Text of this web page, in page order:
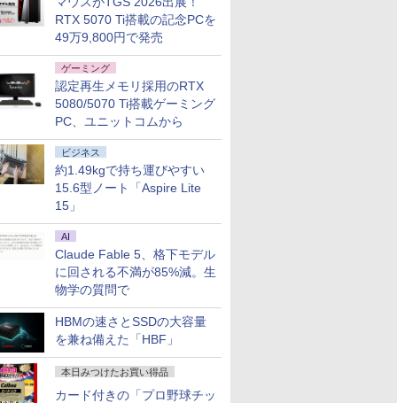
RTX 5070 Ti搭載の記念PCを
49万9,800円で発売
ゲーミング
認定再生メモリ採用のRTX
5080/5070 Ti搭載ゲーミング
PC、ユニットコムから
ビジネス
約1.49kgで持ち運びやすい
15.6型ノート「Aspire Lite
15」
AI
Claude Fable 5、格下モデル
に回される不満が85%減。生
物学の質問で
HBMの速さとSSDの大容量
を兼ね備えた「HBF」
本日みつけたお買い得品
カード付きの「プロ野球チッ